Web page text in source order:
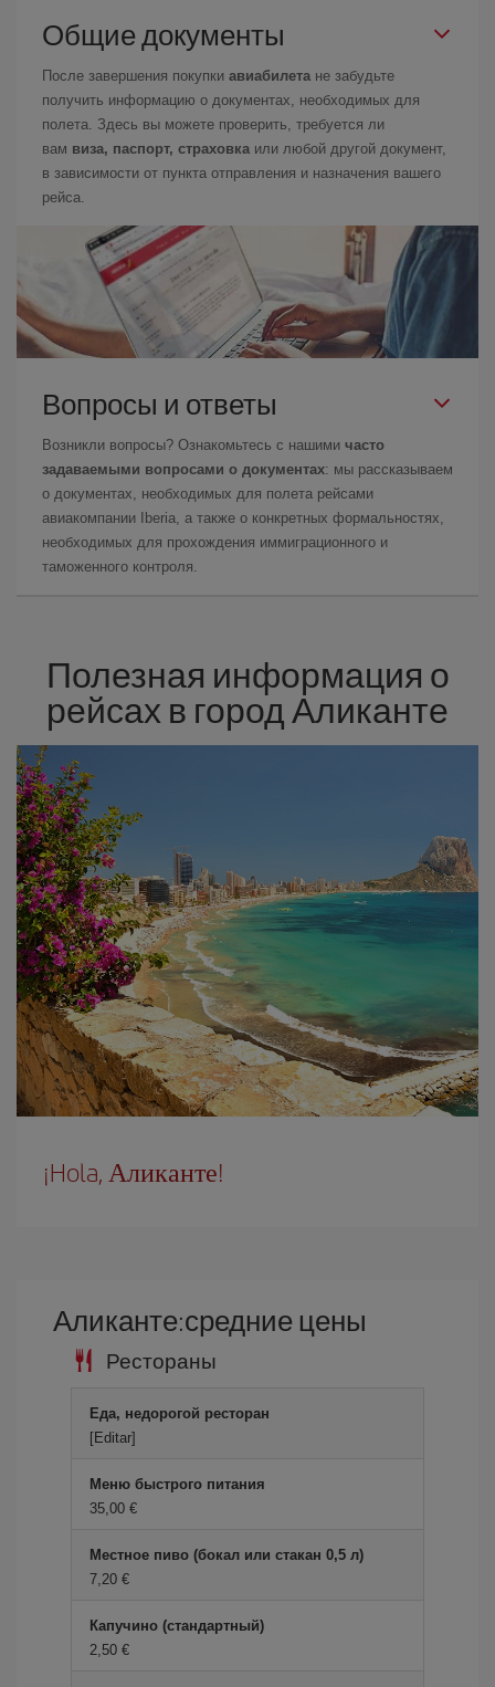
Общие документы
После завершения покупки авиабилета не забудьте
получить информацию о документах, необходимых для
полета. Здесь вы можете проверить, требуется ли
вам виза, паспорт, страховка или любой другой документ,
в зависимости от пункта отправления и назначения вашего
рейса.
Вопросы и ответы
Возникли вопросы? Ознакомьтесь с нашими часто
задаваемыми вопросами о документах: мы рассказываем
о документах, необходимых для полета рейсами
авиакомпании Iberia, а также о конкретных формальностях,
необходимых для прохождения иммиграционного и
таможенного контроля.
Полезная информация о
рейсах в город Аликанте
¡Hola, Аликанте!
Аликанте:средние цены
Рестораны
Еда, недорогой ресторан
[Editar]
Меню быстрого питания
35,00 €
Местное пиво (бокал или стакан 0,5 л)
7,20 €
Капучино (стандартный)
2,50 €